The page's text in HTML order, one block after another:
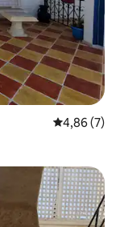
Évaluation
4,86 (7)